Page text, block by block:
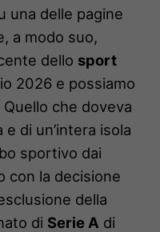
una delle pagine
a modo suo,
dello sport
2026 e possiamo
che doveva
di un’intera isola
sportivo dai
con la decisione
della
di Serie A di